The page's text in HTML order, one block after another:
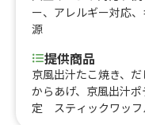
ー、 アレルギー対応、
源
提供商品
京風出汁たこ焼き、
からあげ、京風出汁
定 スティックワッフ